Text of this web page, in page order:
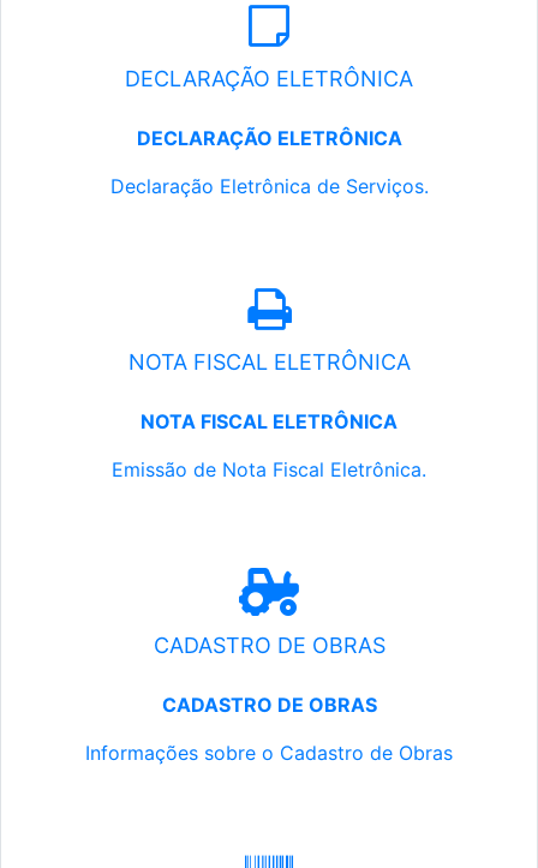
DECLARAÇÃO ELETRÔNICA
DECLARAÇÃO ELETRÔNICA
Declaração Eletrônica de Serviços.
NOTA FISCAL ELETRÔNICA
NOTA FISCAL ELETRÔNICA
Emissão de Nota Fiscal Eletrônica.
CADASTRO DE OBRAS
CADASTRO DE OBRAS
Informações sobre o Cadastro de Obras